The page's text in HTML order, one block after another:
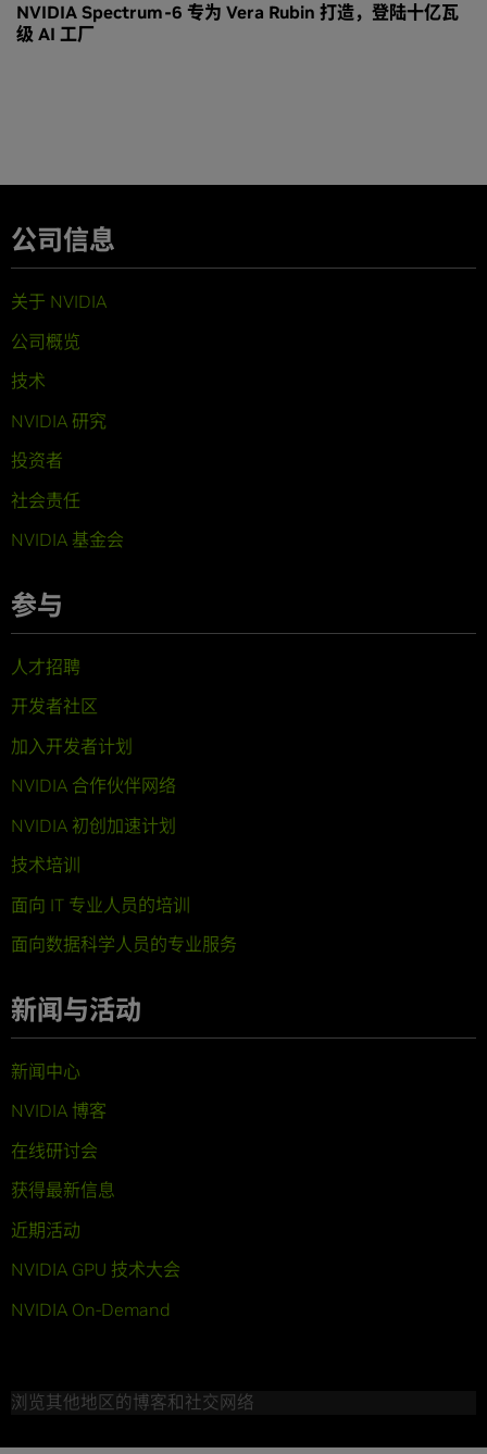
NVIDIA Spectrum-6 专为 Vera Rubin 打造，登陆十亿瓦
级 AI 工厂
公司信息
关于 NVIDIA
公司概览
技术
NVIDIA 研究
投资者
社会责任
NVIDIA 基金会
参与
人才招聘
开发者社区
加入开发者计划
NVIDIA 合作伙伴网络
NVIDIA 初创加速计划
技术培训
面向 IT 专业人员的培训
面向数据科学人员的专业服务
新闻与活动
新闻中心
NVIDIA 博客
在线研讨会
获得最新信息
近期活动
NVIDIA GPU 技术大会
NVIDIA On-Demand
浏览其他地区的博客和社交网络